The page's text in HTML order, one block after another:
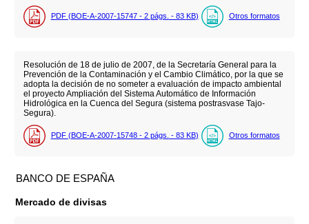
PDF (BOE-A-2007-15747 - 2 págs. - 83 KB) Otros formatos
Resolución de 18 de julio de 2007, de la Secretaría General para la
Prevención de la Contaminación y el Cambio Climático, por la que se
adopta la decisión de no someter a evaluación de impacto ambiental
el proyecto Ampliación del Sistema Automático de Información
Hidrológica en la Cuenca del Segura (sistema postrasvase Tajo-
Segura).
PDF (BOE-A-2007-15748 - 2 págs. - 83 KB) Otros formatos
BANCO DE ESPAÑA
Mercado de divisas